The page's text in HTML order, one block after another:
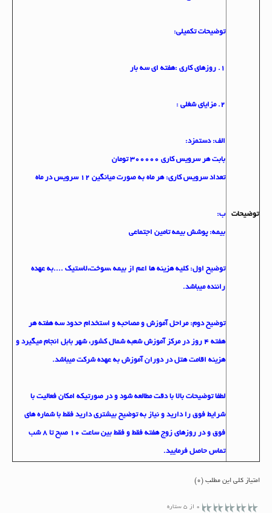
توضيحات
توضيحات تكميلی:
الف: دستمزد:
بابت هر سرويس کاری 300000 تومان
تعداد سرويس كاری: هر ماه به صورت ميانگين 12 سرويس در ماه
ب:
بيمه: پوشش بيمه تامين اجتماعي
توضيح اول: كليه هزينه ها اعم از بيمه ،سوخت،لاستيك ....به عهده
راننده ميباشد.
توضيح دوم: مراحل آموزش و مصاحبه و استخدام حدود سه هفته هر
هفته 4 روز در مركز آموزش شعبه شمال كشور، شهر بابل انجام ميگيرد و
هزينه اقامت هتل در دوران آموزش به عهده شركت ميباشد.
لطفا توضيحات بالا با دقت مطالعه شود و در صورتيكه امكان فعاليت با
شرايط فوق را داريد و نياز به توضيح بيشتري داريد فقط با شماره هاي
فوق و در روزهاي زوج هفته فقط و فقط بين ساعت 10 صبح تا 8 شب
تماس حاصل فرماييد.
امتیاز کلی این مطلب (0)
0 از 5 ستاره